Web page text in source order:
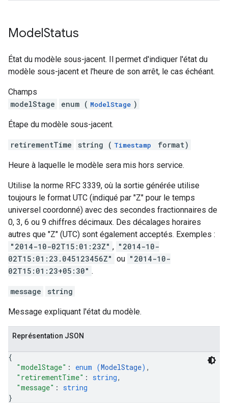
ModelStatus
État du modèle sous-jacent. Il permet d'indiquer l'état du
modèle sous-jacent et l'heure de son arrêt, le cas échéant.
Champs
modelStage
enum ( ModelStage )
Étape du modèle sous-jacent.
retirementTime string ( Timestamp format)
Heure à laquelle le modèle sera mis hors service.
Utilise la norme RFC 3339, où la sortie générée utilise
toujours le format UTC (indiqué par "Z" pour le temps
universel coordonné) avec des secondes fractionnaires de
0, 3, 6 ou 9 chiffres décimaux. Des décalages horaires
autres que "Z" (UTC) sont également acceptés. Exemples :
"2014-10-02T15:01:23Z" , "2014-10-
02T15:01:23.045123456Z" ou "2014-10-
02T15:01:23+05:30" .
message string
Message expliquant l'état du modèle.
Représentation JSON
{
"modelStage" : enum (ModelStage) ,
"retirementTime" : string,
"message" : string
}